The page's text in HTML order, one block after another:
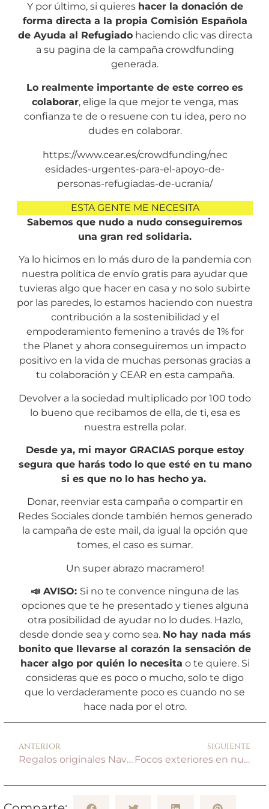
Y por último, si quieres hacer la donación de
forma directa a la propia Comisión Española
de Ayuda al Refugiadohaciendo clic vas directa
a su pagina de la campaña crowdfunding
generada.
Lo realmente importante de este correo es
colaborar, elige la que mejor te venga, mas
confianza te de o resuene con tu idea, pero no
dudes en colaborar.
https://www.cear.es/crowdfunding/nec
esidades-urgentes-para-el-apoyo-de-
personas-refugiadas-de-ucrania/
ESTA GENTE ME NECESITA
Sabemos que nudo a nudo conseguiremos
una gran red solidaria.
Ya lo hicimos en lo más duro de la pandemia con
nuestra política de envío gratis para ayudar que
tuvieras algo que hacer en casa y no solo subirte
por las paredes, lo estamos haciendo con nuestra
contribución a la sostenibilidad y el
empoderamiento femenino a través de 1% for
the Planet y ahora conseguiremos un impacto
positivo en la vida de muchas personas gracias a
tu colaboración y CEAR en esta campaña.
Devolver a la sociedad multiplicado por 100 todo
lo bueno que recibamos de ella, de ti, esa es
nuestra estrella polar.
Desde ya, mi mayor GRACIAS porque estoy
segura que harás todo lo que esté en tu mano
si es que no lo has hecho ya.
Donar, reenviar esta campaña o compartir en
Redes Sociales donde también hemos generado
la campaña de este mail, da igual la opción que
tomes, el caso es sumar.
Un super abrazo macramero!
📣 AVISO: Si no te convence ninguna de las
opciones que te he presentado y tienes alguna
otra posibilidad de ayudar no lo dudes. Hazlo,
desde donde sea y como sea. No hay nada más
bonito que llevarse al corazón la sensación de
hacer algo por quién lo necesita o te quiere. Si
consideras que es poco o mucho, solo te digo
que lo verdaderamente poco es cuando no se
hace nada por el otro.
ANTERIOR
Regalos originales Navidad 2021 – Kits DIY de macramé
SIGUIENTE
Focos exteriores en nuestra nueva fachada.